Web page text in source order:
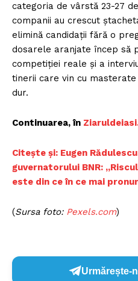
categoria de vârstă 23-27
companii au crescut
elimină candidații fără o
dosarele aranjate încep să
competiției reale și a
tinerii care vin cu
dur.
Continuarea, în
Citește și: Eugen
guvernatorului BNR:
este din ce în ce mai
(Sursa foto: Pexels.com)
Urmărește-